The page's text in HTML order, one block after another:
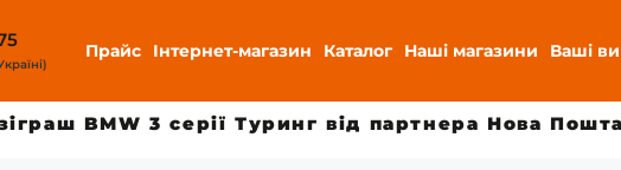
Прайс Інтернет-магазин Каталог Наші магазини Ваші
BMW 3 серії Туринг від партнера Нова Пошта